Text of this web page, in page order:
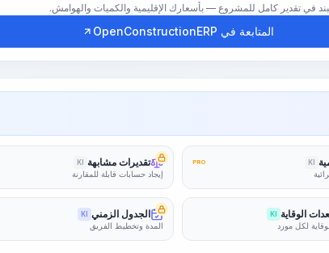
المتابعة في OpenConstructionERP
KI
PRO تقديرات مشابهة KI
إيجاد حسابات قابلة للمقارنة
الوقاية KI
لكل مورد
الجدول الزمني KI
المدة وتخطيط الفريق